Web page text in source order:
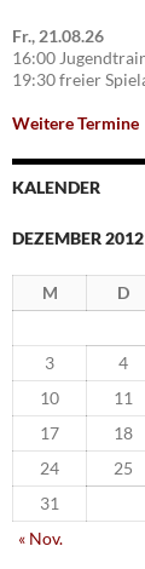
Fr., 21.08.26
16:00
19:30 freier
Weitere Termine
KALENDER
DEZEMBER 2012
M D
3
4
10
11
17
18
24
25
31
« Nov.